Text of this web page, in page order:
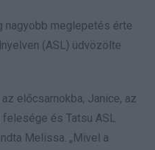
nagyobb meglepetés érte
(ASL) üdvözölte
előcsarnokba, Janice, az
és Tatsu ASL
Melissa. „Mivel a